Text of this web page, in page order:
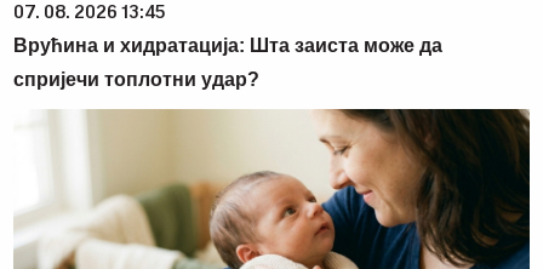
07. 08. 2026 13:45
Врућина и хидратација: Шта заиста може да
спријечи топлотни удар?